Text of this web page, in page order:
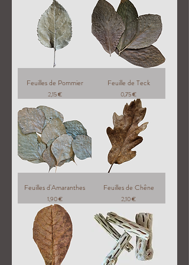
Feuilles de Pommier
Prix
2,15 €
Feuille de Teck
Prix
0,75 €
Feuilles d'Amaranthes
Prix
1,90 €
Feuilles de Chêne
Prix
2,10 €